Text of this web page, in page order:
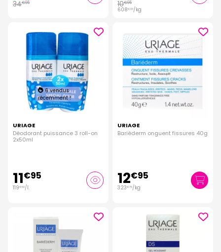
34€95 10€95
608€33/kg
6 vendus
récemment !
URIAGE
Déodorant puissance 3 roll-on
2x50ml
11€95
119€50/l.
URIAGE
Bariéderm onguent fissures 40g
12€95
323€75/kg